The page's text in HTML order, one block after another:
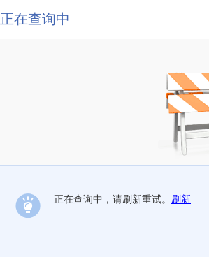
正在查询中
正在查询中，请刷新重试。 刷新